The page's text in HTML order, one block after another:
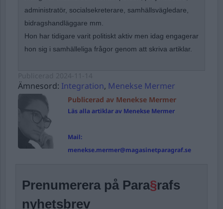
administratör, socialsekreterare, samhällsvägledare,
bidragshandläggare mm.
Hon har tidigare varit politiskt aktiv men idag engagerar
hon sig i samhälleliga frågor genom att skriva artiklar.
Ämnesord: Integration, Menekse Mermer
Publicerad av Menekse Mermer
Läs alla artiklar av Menekse Mermer
Mail:
menekse.mermer@magasinetparagraf.se
Prenumerera på Para§rafs
nyhetsbrev